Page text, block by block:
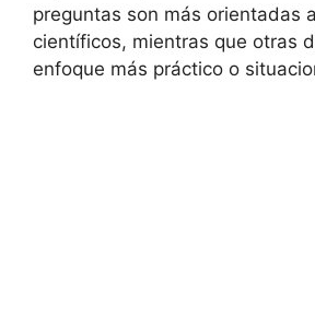
preguntas son más orientadas
científicos, mientras que otras
enfoque más práctico o